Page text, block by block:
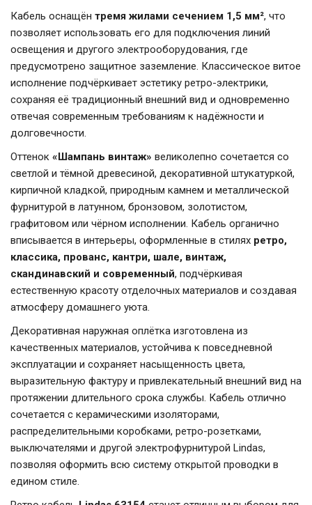
Кабель оснащён тремя жилами сечением 1,5 мм², что
позволяет использовать его для подключения линий
освещения и другого электрооборудования, где
предусмотрено защитное заземление. Классическое витое
исполнение подчёркивает эстетику ретро-электрики,
сохраняя её традиционный внешний вид и одновременно
отвечая современным требованиям к надёжности и
долговечности.
Оттенок «Шампань винтаж» великолепно сочетается со
светлой и тёмной древесиной, декоративной штукатуркой,
кирпичной кладкой, природным камнем и металлической
фурнитурой в латунном, бронзовом, золотистом,
графитовом или чёрном исполнении. Кабель органично
вписывается в интерьеры, оформленные в стилях ретро,
классика, прованс, кантри, шале, винтаж,
скандинавский и современный, подчёркивая
естественную красоту отделочных материалов и создавая
атмосферу домашнего уюта.
Декоративная наружная оплётка изготовлена из
качественных материалов, устойчива к повседневной
эксплуатации и сохраняет насыщенность цвета,
выразительную фактуру и привлекательный внешний вид на
протяжении длительного срока службы. Кабель отлично
сочетается с керамическими изоляторами,
распределительными коробками, ретро-розетками,
выключателями и другой электрофурнитурой Lindas,
позволяя оформить всю систему открытой проводки в
едином стиле.